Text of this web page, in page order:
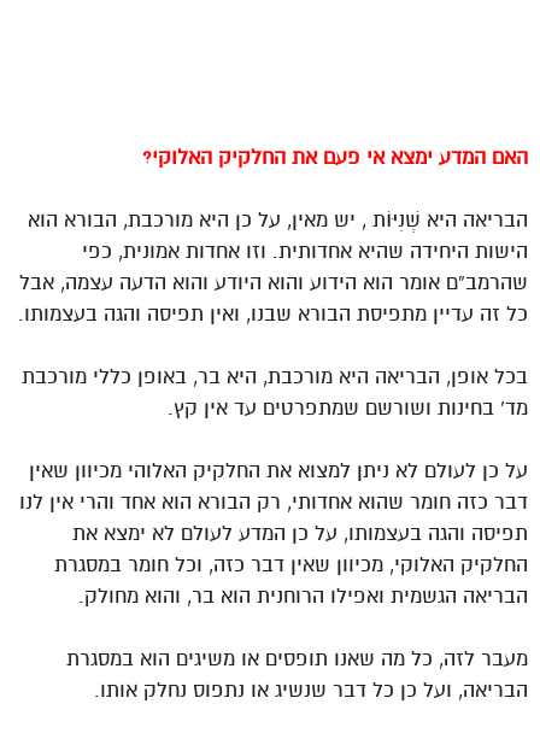
האם המדע ימצא אי פעם את החלקיק האלוקי?
הבריאה היא שְׁנִיּוֹת , יש מאין, על כן היא מורכבת, הבורא הוא
הישות היחידה שהיא אחדותית. וזו אחדות אמונית, כפי
שהרמב”ם אומר הוא הידוע והוא היודע והוא הדעה עצמה, אבל
כל זה עדיין מתפיסת הבורא שבנו, ואין תפיסה והגה בעצמותו.
בכל אופן, הבריאה היא מורכבת, היא בר, באופן כללי מורכבת
מד’ בחינות ושורשם שמתפרטים עד אין קץ.
על כן לעולם לא ניתן למצוא את החלקיק האלוהי מכיוון שאין
דבר כזה חומר שהוא אחדותי, רק הבורא הוא אחד והרי אין לנו
תפיסה והגה בעצמותו, על כן המדע לעולם לא ימצא את
החלקיק האלוקי, מכיוון שאין דבר כזה, וכל חומר במסגרת
הבריאה הגשמית ואפילו הרוחנית הוא בר, והוא מחולק.
מעבר לזה, כל מה שאנו תופסים או משיגים הוא במסגרת
הבריאה, ועל כן כל דבר שנשיג או נתפוס נחלק אותו.